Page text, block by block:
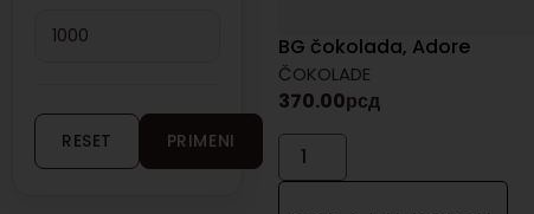
RESET PRIMENI
BG čokolada, Adore
ČOKOLADE
370.00рсд